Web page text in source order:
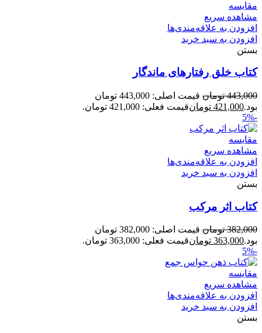
مقایسه
مشاهده سریع
افزودن به علاقه‌مندی‌ها
افزودن به سبد خرید
بستن
کتاب خلق رفتارهای ماندگار
443,000 تومان
قیمت اصلی: 443,000 تومان
بود.421,000 تومانقیمت فعلی: 421,000 تومان.
-5%
مقایسه
مشاهده سریع
افزودن به علاقه‌مندی‌ها
افزودن به سبد خرید
بستن
کتاب اثر مرکب
382,000 تومان
قیمت اصلی: 382,000 تومان
بود.363,000 تومانقیمت فعلی: 363,000 تومان.
-5%
مقایسه
مشاهده سریع
افزودن به علاقه‌مندی‌ها
افزودن به سبد خرید
بستن